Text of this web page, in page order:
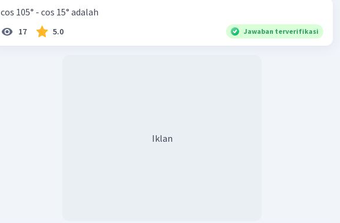
cos 105° - cos 15° adalah
17 5.0 Jawaban terverifikasi
Iklan